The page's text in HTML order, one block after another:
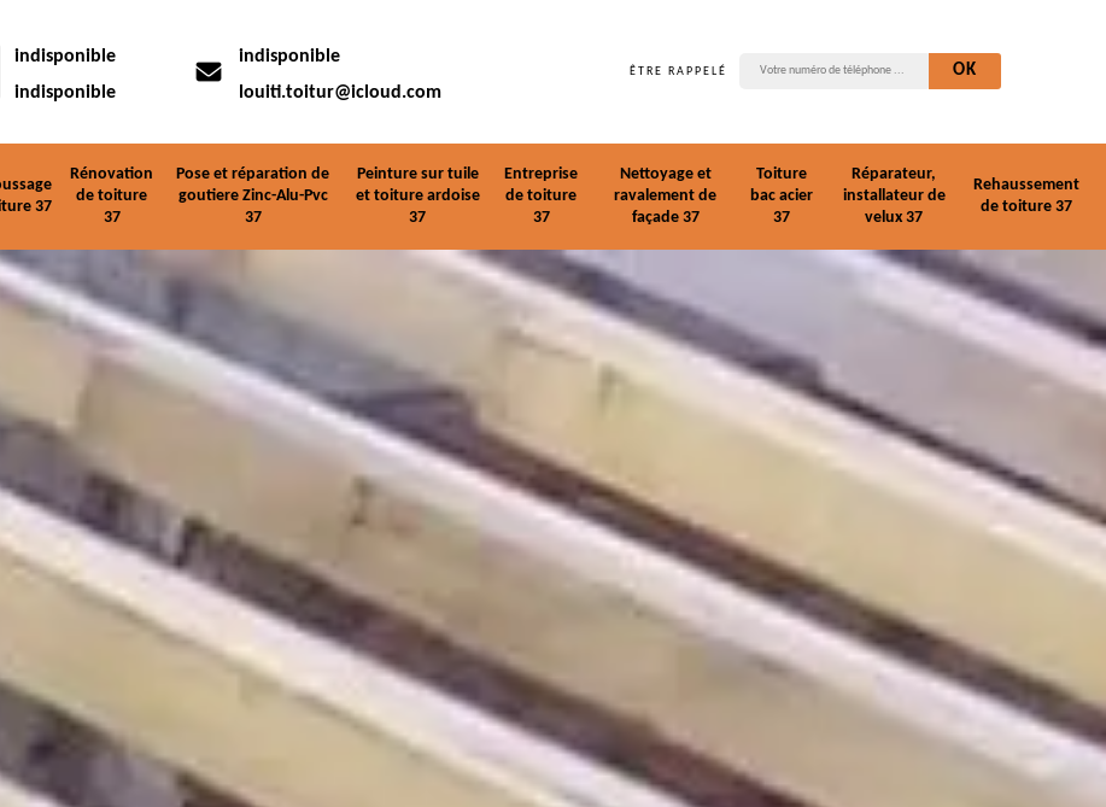
indisponible
indisponible
indisponible
louiti.toitur@icloud.com
ÊTRE RAPPELÉ
37
Rénovation
de toiture
37
Pose et réparation de
goutiere Zinc-Alu-Pvc
37
Peinture sur tuile
et toiture ardoise
37
Entreprise
de toiture
37
Nettoyage et
ravalement de
façade 37
Toiture
bac acier
37
Réparateur,
installateur de
velux 37
Rehaussement
de toiture 37